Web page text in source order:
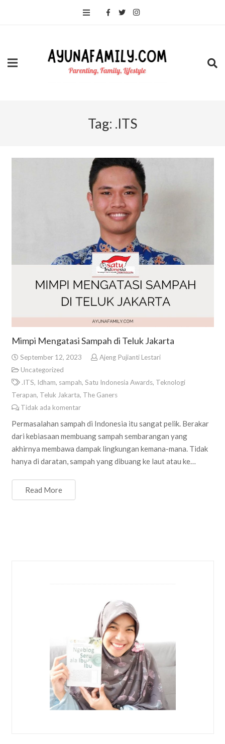
Tag: .ITS
Mimpi Mengatasi Sampah di Teluk Jakarta
September 12, 2023
Ajeng Pujianti Lestari
Uncategorized
.ITS, Idham, sampah, Satu Indonesia Awards, Teknologi
Terapan, Teluk Jakarta, The Ganers
Tidak ada komentar
Permasalahan sampah di Indonesia itu sangat pelik. Berakar
dari kebiasaan membuang sampah sembarangan yang
akhirnya membawa dampak lingkungan kemana-mana. Tidak
hanya di daratan, sampah yang dibuang ke laut atau ke…
Read More